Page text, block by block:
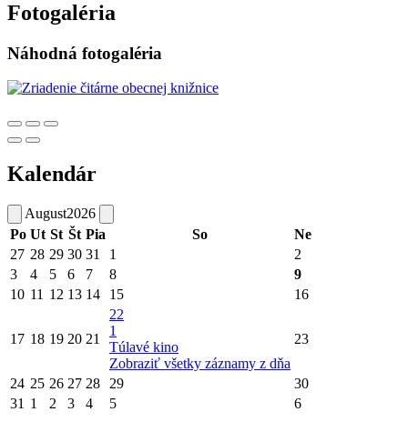
Fotogaléria
Náhodná fotogaléria
Kalendár
August2026
Po Ut St Št Pia So
Ne
27 28 29 30 31 1
2
3
4 5 6 7 8
9
10 11 12 13 14 15 16
17 18 19 20 21
22
1
Túlavé kino
Zobraziť všetky záznamy z dňa
23
24 25 26 27 28 29
30
31 1 2 3 4 5 6